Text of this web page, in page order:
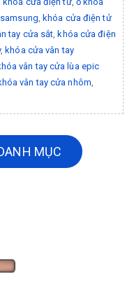
, khóa cửa điện tử
tay cửa sắt, khóa cửa điện
, khóa cửa vân tay
vân tay cửa lùa epic
vân tay cửa nhôm,
MỤC